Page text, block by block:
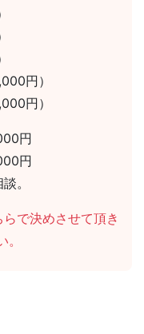
円）
円）
円
円
。
で決めさせて頂き